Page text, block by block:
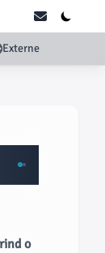
Externe
o